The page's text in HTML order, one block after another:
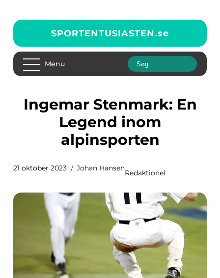
SPORTENTUSIASTEN.se
Menu
Ingemar Stenmark: En
Legend inom
alpinsporten
21 oktober 2023 Johan Hansen
Redaktionel